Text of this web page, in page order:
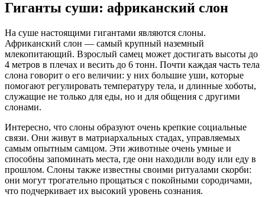
Гиганты суши: африканский слон
На суше настоящими гигантами являются слоны.
Африканский слон — самый крупный наземный
млекопитающий. Взрослый самец может достигать высоты до
4 метров в плечах и весить до 6 тонн. Почти каждая часть тела
слона говорит о его величии: у них большие уши, которые
помогают регулировать температуру тела, и длинные хоботы,
служащие не только для еды, но и для общения с другими
слонами.
Интересно, что слоны образуют очень крепкие социальные
связи. Они живут в матриархальных стадах, управляемых
самым опытным самцом. Эти животные очень умные и
способны запоминать места, где они находили воду или еду в
прошлом. Слоны также известны своими ритуалами скорби:
они могут трогательно прощаться с покойными сородичами,
что подчеркивает их высокий уровень сознания.